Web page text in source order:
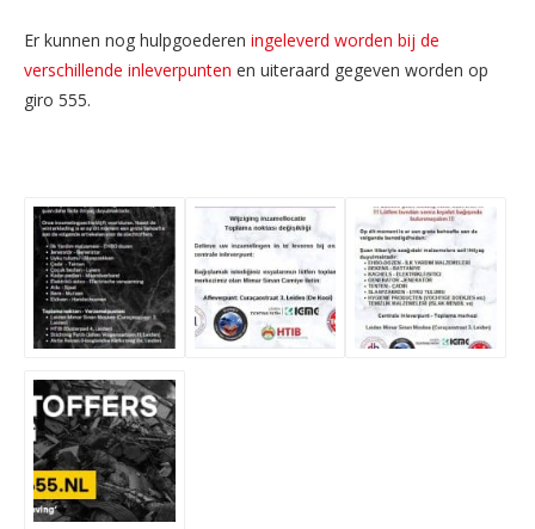
Er kunnen nog hulpgoederen ingeleverd worden bij de
verschillende inleverpunten en uiteraard gegeven worden op
giro 555.